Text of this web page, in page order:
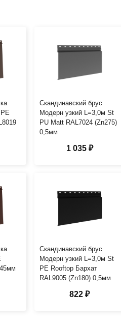
Скандинавский брус
Модерн узкий L=3,0м St
PU Matt RAL7024 (Zn275)
0,5мм
1 035 ₽
Скандинавский брус
Модерн узкий L=3,0м St
PE Rooftop Бархат
RAL9005 (Zn180) 0,5мм
822 ₽